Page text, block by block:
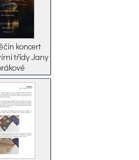
koncert
třídy Jany